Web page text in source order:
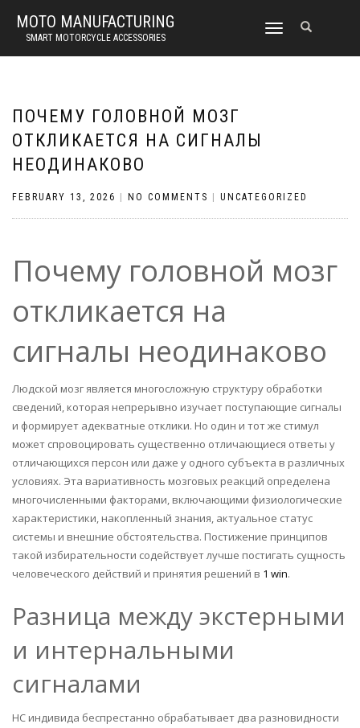
MOTO MANUFACTURING
SMART MOTORCYCLE ACCESSORIES
TOGGLE
ПОЧЕМУ ГОЛОВНОЙ МОЗГ
ОТКЛИКАЕТСЯ НА СИГНАЛЫ
НЕОДИНАКОВО
FEBRUARY 13, 2026 NO COMMENTS UNCATEGORIZED
Почему головной мозг
откликается на
сигналы неодинаково
Людской мозг является многосложную структуру обработки
сведений, которая непрерывно изучает поступающие сигналы
и формирует адекватные отклики. Но один и тот же стимул
может спровоцировать существенно отличающиеся ответы у
отличающихся персон или даже у одного субъекта в различных
условиях. Эта вариативность мозговых реакций определена
многочисленными факторами, включающими физиологические
характеристики, накопленный знания, актуальное статус
системы и внешние обстоятельства. Постижение принципов
такой избирательности содействует лучше постигать сущность
человеческого действий и принятия решений в 1 win.
Разница между экстерными
и интернальными
сигналами
НС индивида беспрестанно обрабатывает два разновидности